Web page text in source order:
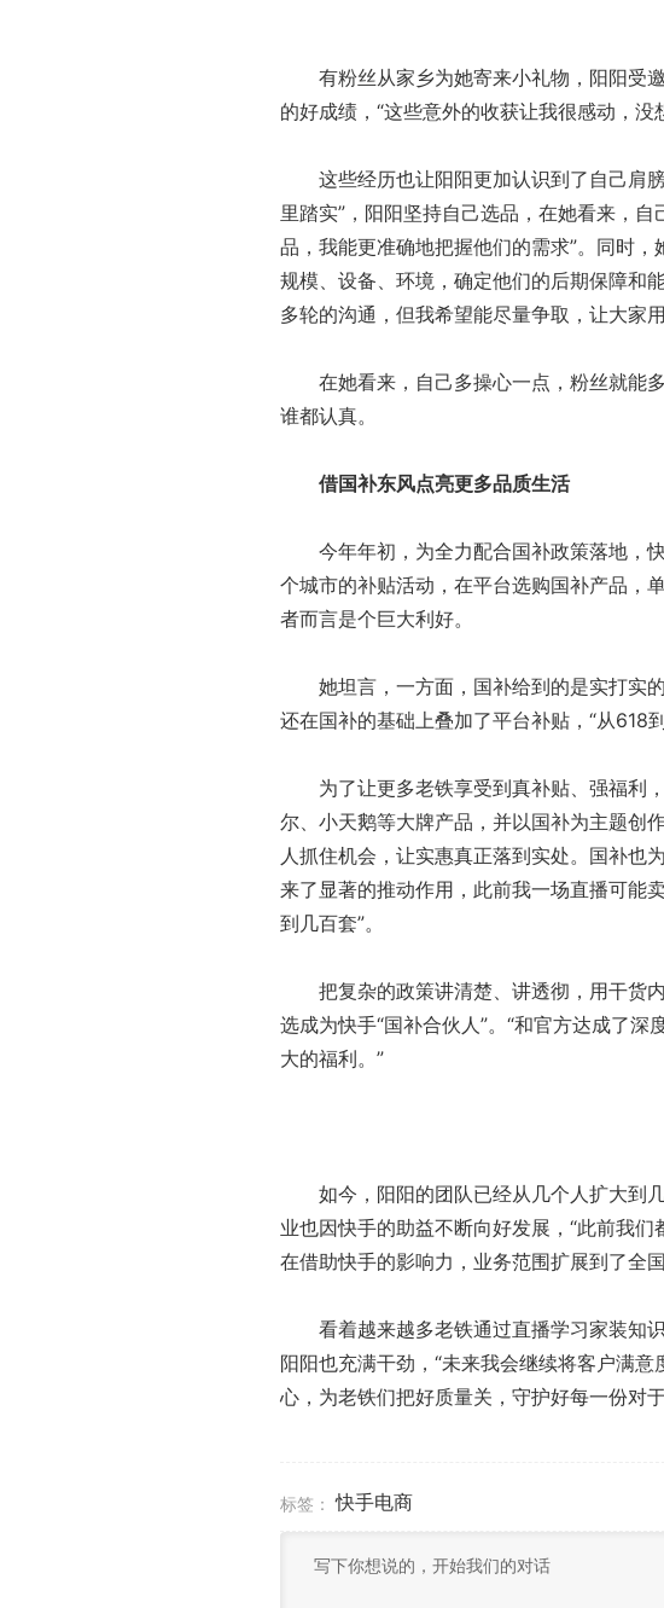
有粉丝从家乡为她寄来小礼物，阳阳受邀
的好成绩，“这些意外的收获让我很感动，没
这些经历也让阳阳更加认识到了自己肩膀
里踏实”，阳阳坚持自己选品，在她看来，
品，我能更准确地把握他们的需求”。同时
规模、设备、环境，确定他们的后期保障和
多轮的沟通，但我希望能尽量争取，让大家
在她看来，自己多操心一点，粉丝就能多
谁都认真。
借国补东风点亮更多品质生活
今年年初，为全力配合国补政策落地，
个城市的补贴活动，在平台选购国补产品，
者而言是个巨大利好。
她坦言，一方面，国补给到的是实打实
还在国补的基础上叠加了平台补贴，“从618
为了让更多老铁享受到真补贴、强福利
尔、小天鹅等大牌产品，并以国补为主题创
人抓住机会，让实惠真正落到实处。国补也
来了显著的推动作用，此前我一场直播可能
到几百套”。
把复杂的政策讲清楚、讲透彻，用干货内
选成为快手“国补合伙人”。“和官方达成了
大的福利。”
如今，阳阳的团队已经从几个人扩大到
业也因快手的助益不断向好发展，“此前我
在借助快手的影响力，业务范围扩展到了全国
看着越来越多老铁通过直播学习家装知识
阳阳也充满干劲，“未来我会继续将客户满
心，为老铁们把好质量关，守护好每一份对于
标签： 快手电商